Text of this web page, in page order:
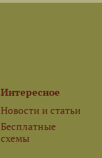
Интересное
Новости и статьи
Бесплатные
схемы